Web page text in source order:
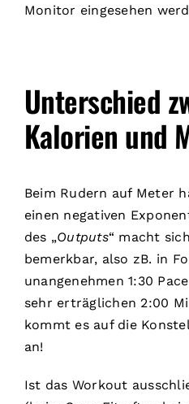
Monitor eingesehen
Unterschied
Kalorien und
Beim Rudern auf Meter
einen negativen
des „Outputs“ macht
bemerkbar, also zB. in
unangenehmen 1:30
sehr erträglichen 2:00
kommt es auf die
an!
Ist das Workout